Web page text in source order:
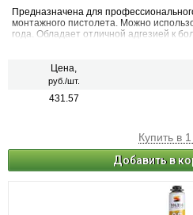
Предназначена для
монтажного пистолета. Можно
года. Обладает отличной адгезией к
силикона.Цена,
руб./шт.
431.57
Купить в
Добавить в